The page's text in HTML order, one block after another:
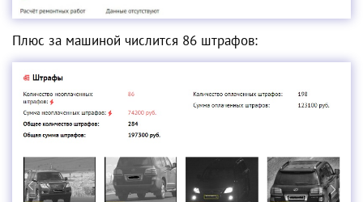
Плюс за машиной числится 86 штрафов: